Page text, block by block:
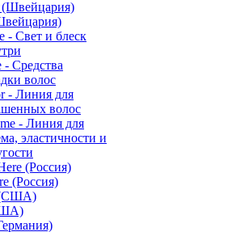
- Свет и блеск
- Средства
волос
- Линия для
волос
- Линия для
эластичности и
(Россия)